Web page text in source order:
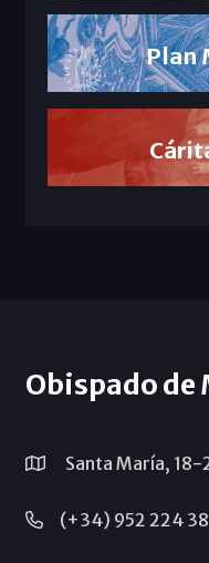
Plan
Obispado de
Santa María,
(+34) 952 224